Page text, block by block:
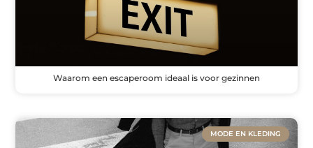
Waarom een escaperoom ideaal is voor gezinnen
MODE EN KLEDING